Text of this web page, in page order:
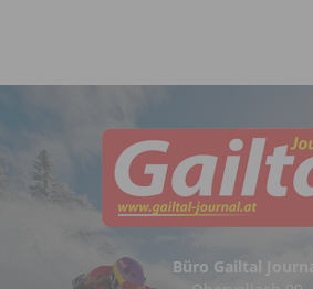
Büro Gailtal Journal